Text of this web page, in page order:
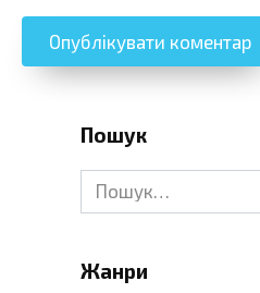
Пошук
Search
Жанри